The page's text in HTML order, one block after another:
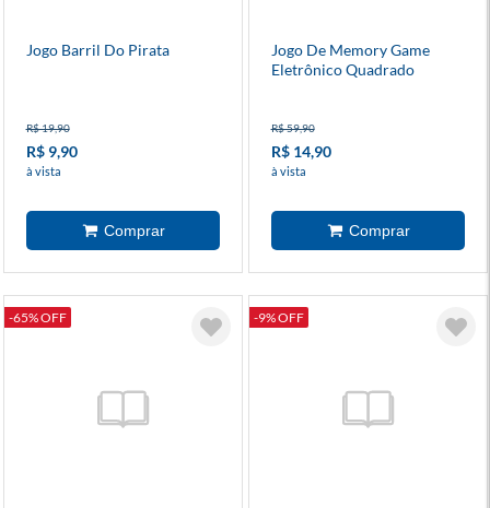
Jogo Barril Do Pirata
R$ 19,90
R$ 9,90
à vista
Jogo De Memory Game
Eletrônico Quadrado
R$ 59,90
R$ 14,90
à vista
-65% OFF -9% OFF